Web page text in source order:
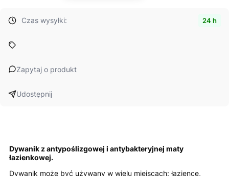
Czas wysyłki: 24 h
Zapytaj o produkt
Udostępnij
Dywanik z antypoślizgowej i antybakteryjnej maty
łazienkowej.
Dywanik może być używany w wielu miejscach: łazience,